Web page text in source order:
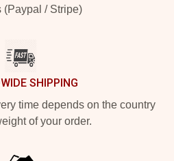
(Paypal / Stripe)
SHIPPING
time depends on the country
of your order.